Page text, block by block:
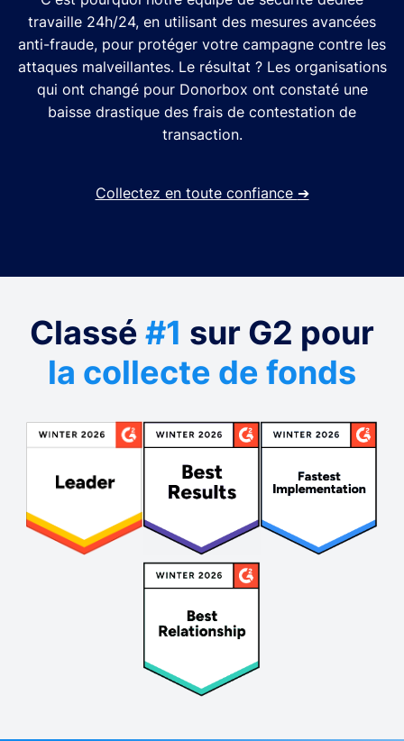
travaille 24h/24, en utilisant des mesures avancées
anti-fraude, pour protéger votre campagne contre les
attaques malveillantes. Le résultat ? Les organisations
qui ont changé pour Donorbox ont constaté une
baisse drastique des frais de contestation de
transaction.
Collectez en toute confiance ➔
Classé #1 sur G2 pour
la collecte de fonds